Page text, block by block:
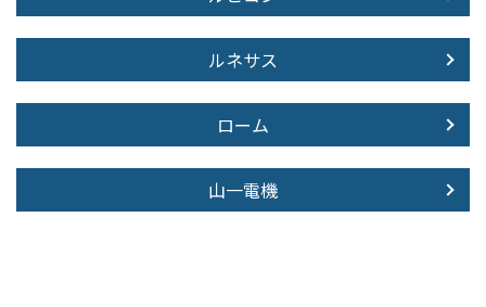
ルネサス
ローム
山一電機